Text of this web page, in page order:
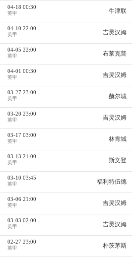
04-18 00:30
英甲 牛津联
04-10 22:00
英甲 吉灵汉姆
04-05 22:00
英甲 布莱克普
04-01 00:30
英甲 吉灵汉姆
03-27 23:00
英甲 赫尔城
03-20 23:00
英甲 吉灵汉姆
03-17 03:00
英甲 林肯城
03-13 21:00
英甲 斯文登
03-10 03:45
英甲 福利特伍德
03-06 21:00
英甲 吉灵汉姆
03-03 02:00
英甲 吉灵汉姆
02-27 23:00
英甲 朴茨茅斯